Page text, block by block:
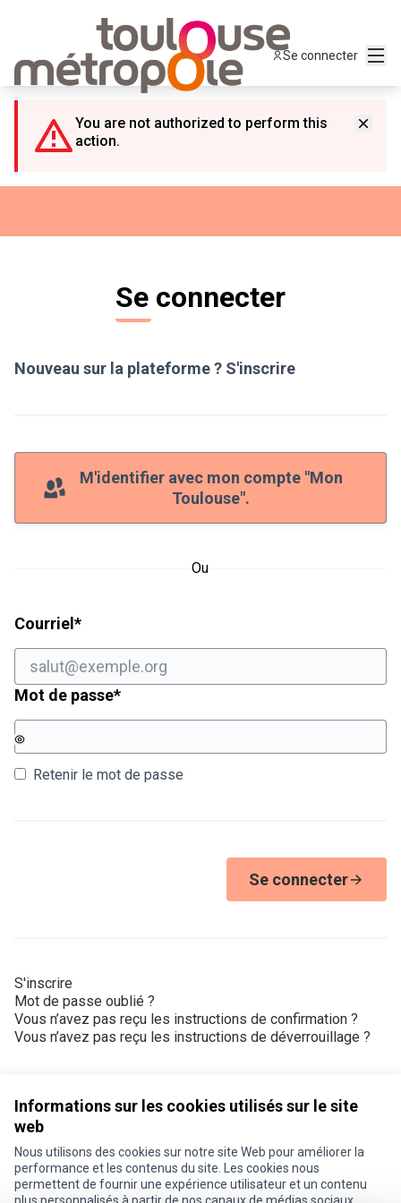
Informations sur les cookies utilisés sur le site
web
Nous utilisons des cookies sur notre site Web pour améliorer la
performance et les contenus du site. Les cookies nous
permettent de fournir une expérience utilisateur et un contenu
Se connecter
You are not authorized to perform this
action.
Se connecter
Nouveau sur la plateforme ? S'inscrire
M'identifier avec mon compte "Mon
Toulouse".
Ou
Courriel *Champ obligatoire
Mot de passe*Champ obligatoire
Retenir le mot de passe
Se connecter
S'inscrire
Mot de passe oublié ?
Vous n’avez pas reçu les instructions de confirmation ?
Vous n’avez pas reçu les instructions de déverrouillage ?
Conditions d'utilisation
Paramètres des cookies
Je participe ! sur X
Je participe ! sur Facebook
Je participe ! sur Instagram